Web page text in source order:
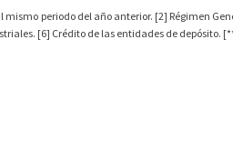
periodo del año anterior. [2] Régimen
[6] Crédito de las entidades de depósito.